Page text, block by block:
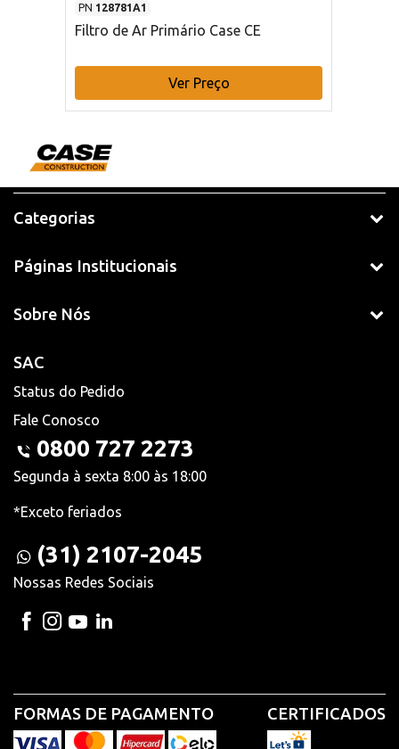
PN 128781A1
Filtro de Ar Primário Case CE
Ver Preço
Categorias
Páginas Institucionais
Sobre Nós
SAC
Status do Pedido
Fale Conosco
0800 727 2273
Segunda à sexta 8:00 às 18:00
*Exceto feriados
(31) 2107-2045
Nossas Redes Sociais
FORMAS DE PAGAMENTO CERTIFICADOS